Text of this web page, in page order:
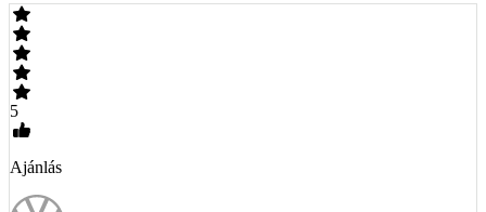
5
Ajánlás